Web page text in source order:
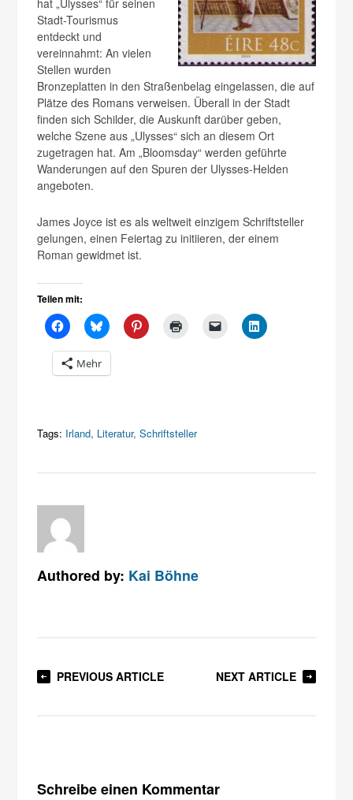
Stadt-Tourismus
entdeckt und
vereinnahmt: An vielen
Stellen wurden
Bronzeplatten in den Straßenbelag eingelassen, die auf
Plätze des Romans verweisen. Überall in der Stadt
finden sich Schilder, die Auskunft darüber geben,
welche Szene aus „Ulysses“ sich an diesem Ort
zugetragen hat. Am „Bloomsday“ werden geführte
Wanderungen auf den Spuren der Ulysses-Helden
angeboten.
James Joyce ist es als weltweit einzigem Schriftsteller
gelungen, einen Feiertag zu initiieren, der einem
Roman gewidmet ist.
Teilen mit:
Mehr
Tags: Irland, Literatur,Schriftsteller
Authored by: Kai Böhne
PREVIOUS ARTICLE NEXT ARTICLE
Schreibe einen Kommentar